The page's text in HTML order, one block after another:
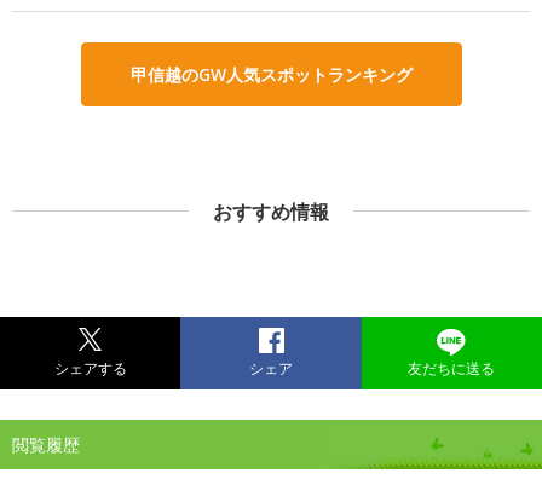
甲信越のGW人気スポットランキング
おすすめ情報
シェアする シェア 友だちに送る
閲覧履歴